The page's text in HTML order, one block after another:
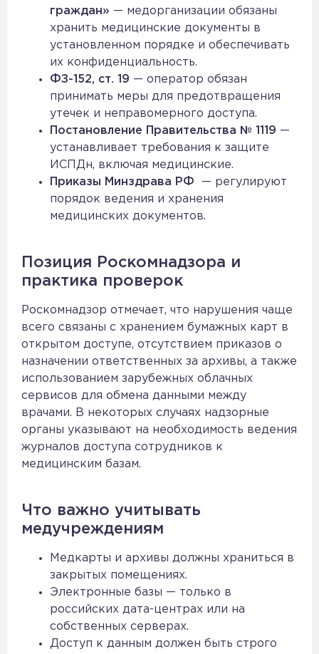
граждан» — медорганизации обязаны
хранить медицинские документы в
установленном порядке и обеспечивать
их конфиденциальность.
ФЗ-152, ст. 19 — оператор обязан
принимать меры для предотвращения
утечек и неправомерного доступа.
Постановление Правительства № 1119 —
устанавливает требования к защите
ИСПДн, включая медицинские.
Приказы Минздрава РФ — регулируют
порядок ведения и хранения
медицинских документов.
Позиция Роскомнадзора и
практика проверок
Роскомнадзор отмечает, что нарушения чаще
всего связаны с хранением бумажных карт в
открытом доступе, отсутствием приказов о
назначении ответственных за архивы, а также
использованием зарубежных облачных
сервисов для обмена данными между
врачами. В некоторых случаях надзорные
органы указывают на необходимость ведения
журналов доступа сотрудников к
медицинским базам.
Что важно учитывать
медучреждениям
Медкарты и архивы должны храниться в
закрытых помещениях.
Электронные базы — только в
российских дата-центрах или на
собственных серверах.
Доступ к данным должен быть строго